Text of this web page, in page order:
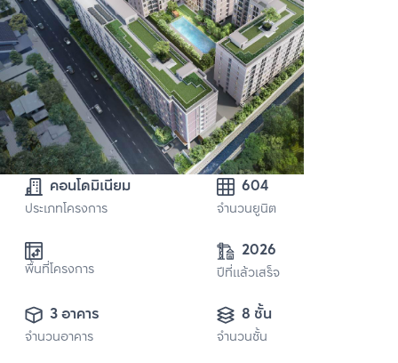
คอนโดมิเนียม
ประเภทโครงการ
604
จำนวนยูนิต
พื้นที่โครงการ
2026
ปีที่แล้วเสร็จ
3 อาคาร
จำนวนอาคาร
8 ชั้น
จำนวนชั้น